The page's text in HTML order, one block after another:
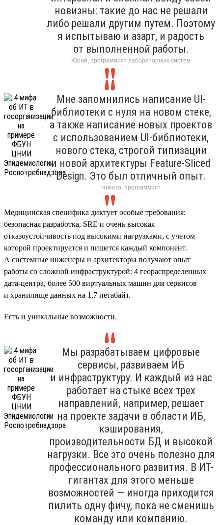
новизны: такие до нас не решали
либо решали другим путем. Поэтому
я испытываю и азарт, и радость
от выполненной работы.
Юрий, программист лабораторных систем
Мне запомнились написание UI-
библиотеки с нуля на новом стеке,
а также написание новых проектов
с использованием UI-библиотеки,
нового стека, строгой типизации
и новой архитектуры Feature-Sliced
Design. Это был отличный опыт.
Никита, программист
Медицинская специфика диктует особые требования:
безопасная разработка, SRE и очень высокая
отказоустойчивость под высокими нагрузками, с учетом
которой проектируется и пишется каждый компонент.
А системные инженеры и архитекторы получают опыт
работы со сложной инфраструктурой: 4 геораспределенных
дата-центра, более 500 виртуальных машин для сервисов
и хранилище данных на 1,7 петабайт.
Есть и уникальные возможности.
Мы разрабатываем цифровые
сервисы, развиваем ИБ
и инфраструктуру. И каждый из нас
работает на стыке всех трех
направлений, например, решает
на проекте задачи в области ИБ,
кэширования,
производительности БД и высокой
нагрузки. Все это очень полезно для
профессионального развития. В ИТ-
гигантах для этого меньше
возможностей — иногда приходится
пилить одну фичу, пока не сменишь
команду или компанию.